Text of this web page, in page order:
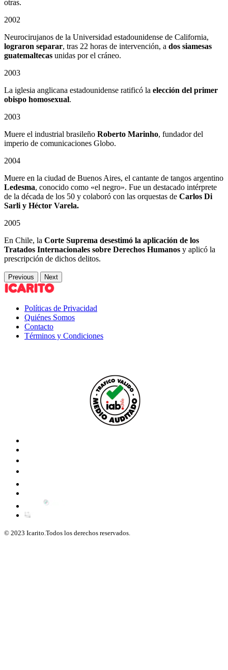
otras.
2002
Neurocirujanos de la Universidad estadounidense de California,
lograron separar, tras 22 horas de intervención, a dos siamesas
guatemaltecas unidas por el cráneo.
2003
La iglesia anglicana estadounidense ratificó la elección del primer
obispo homosexual.
2003
Muere el industrial brasileño Roberto Marinho, fundador del
imperio de comunicaciones Globo.
2004
Muere en la ciudad de Buenos Aires, el cantante de tangos argentino
Ledesma, conocido como «el negro». Fue un destacado intérprete
de la década de los 50 y colaboró con las orquestas de Carlos Di
Sarli y Héctor Varela.
2005
En Chile, la Corte Suprema desestimó la aplicación de los
Tratados Internacionales sobre Derechos Humanos y aplicó la
prescripción de dichos delitos.
Previous Next
Políticas de Privacidad
Quiénes Somos
Contacto
Términos y Condiciones
© 2023 Icarito.Todos los derechos reservados.